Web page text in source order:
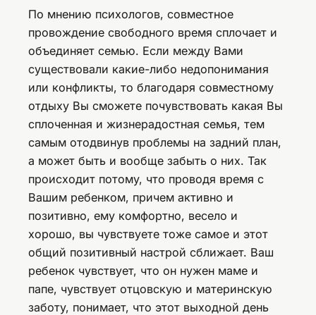
По мнению психологов, совместное
провождение свободного время сплочает и
объединяет семью. Если между Вами
существовали какие-либо недопонимания
или конфликты, то благодаря совместному
отдыху Вы сможете почувствовать какая Вы
сплоченная и жизнерадостная семья, тем
самым отодвинув проблемы на задний план,
а может быть и вообще забыть о них. Так
происходит потому, что проводя время с
Вашим ребенком, причем активно и
позитивно, ему комфортно, весело и
хорошо, вы чувствуете тоже самое и этот
общий позитивный настрой сближает. Ваш
ребенок чувствует, что он нужен маме и
папе, чувствует отцовскую и материнскую
заботу, понимает, что этот выходной день